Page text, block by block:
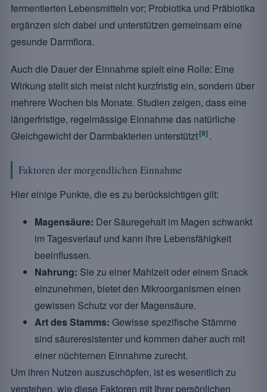
fermentierten Lebensmitteln vor; Probiotika und Präbiotika
ergänzen sich dabei und unterstützen gemeinsam eine
gesunde Darmflora.
Auch die Dauer der Einnahme spielt eine Rolle: Eine
Wirkung stellt sich meist nicht kurzfristig ein, sondern über
mehrere Wochen bis Monate. Studien zeigen, dass eine
längerfristige, regelmässige Einnahme das natürliche
Gleichgewicht der Darmbakterien unterstützt[9] .
Faktoren der morgendlichen Einnahme
Hier einige Punkte, die es zu berücksichtigen gilt:
Magensäure: Der Säuregehalt im Magen schwankt
im Tagesverlauf und kann ihre Lebensfähigkeit
beeinflussen.
Nahrung: Sie zu einer Mahlzeit oder einem Snack
einzunehmen, bietet den Mikroorganismen einen
gewissen Schutz vor der Magensäure.
Art des Stamms: Gewisse spezifische Stämme
sind säureresistenter und kommen daher auch mit
einer nüchternen Einnahme zurecht.
Um ihren Nutzen auszuschöpfen, ist es wesentlich zu
verstehen, wie diese Faktoren mit Ihrer persönlichen